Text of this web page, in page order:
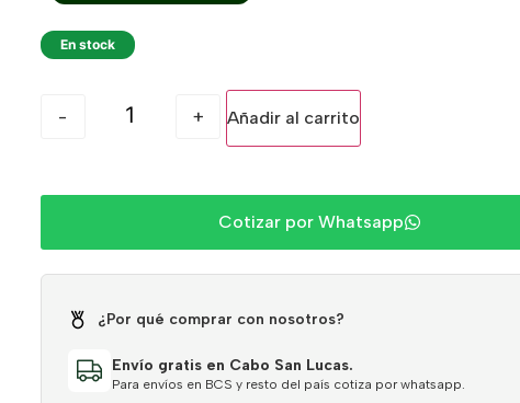
En stock
- + Añadir al carrito
Cotizar por Whatsapp
¿Por qué comprar con nosotros?
Envío gratis en Cabo San Lucas.
Para envíos en BCS y resto del país cotiza por whatsapp.